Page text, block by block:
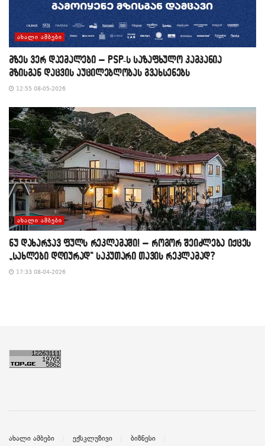
ᲐᲮᲐᲚᲘ ᲐᲛᲑᲔᲑᲘ
მზეს ვერ დაემალები – PSP-ს საზაფხულო კამპანია
მზისგან დაცვის აუცილებლობას გვახსენებს
12:55 08-05-2026
ᲐᲮᲐᲚᲘ ᲐᲛᲑᲔᲑᲘ
​ნუ დახარჯავ ფულს რეკლამაში! – როგორ შეიძლება იქცეს
„სახლები დღიურად“ საკუთარი თავის რეკლამად?
17:33 08-04-2026
ახალი ამბები ექსკლუზივი ბიზნესი